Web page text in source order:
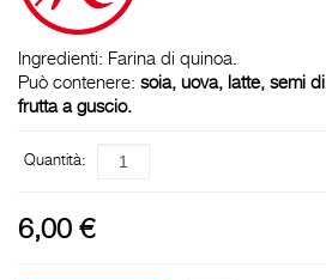
Ingredienti: Farina di quinoa.
Può contenere: soia, uova, latte, semi
frutta a guscio.
Quantità:
6,00 €